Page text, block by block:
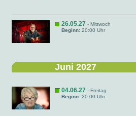
26.05.27 - Mittwoch
Beginn: 20:00 Uhr
Juni 2027
04.06.27 - Freitag
Beginn: 20:00 Uhr